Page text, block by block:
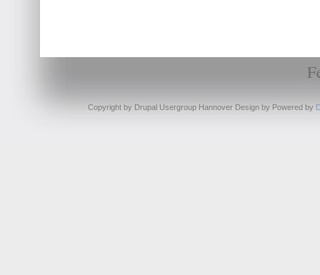
Copyright by Drupal Usergroup Hannover Design by Powered by